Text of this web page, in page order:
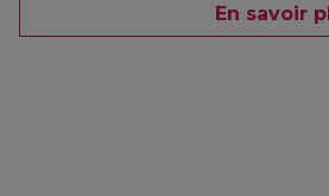
En savoir